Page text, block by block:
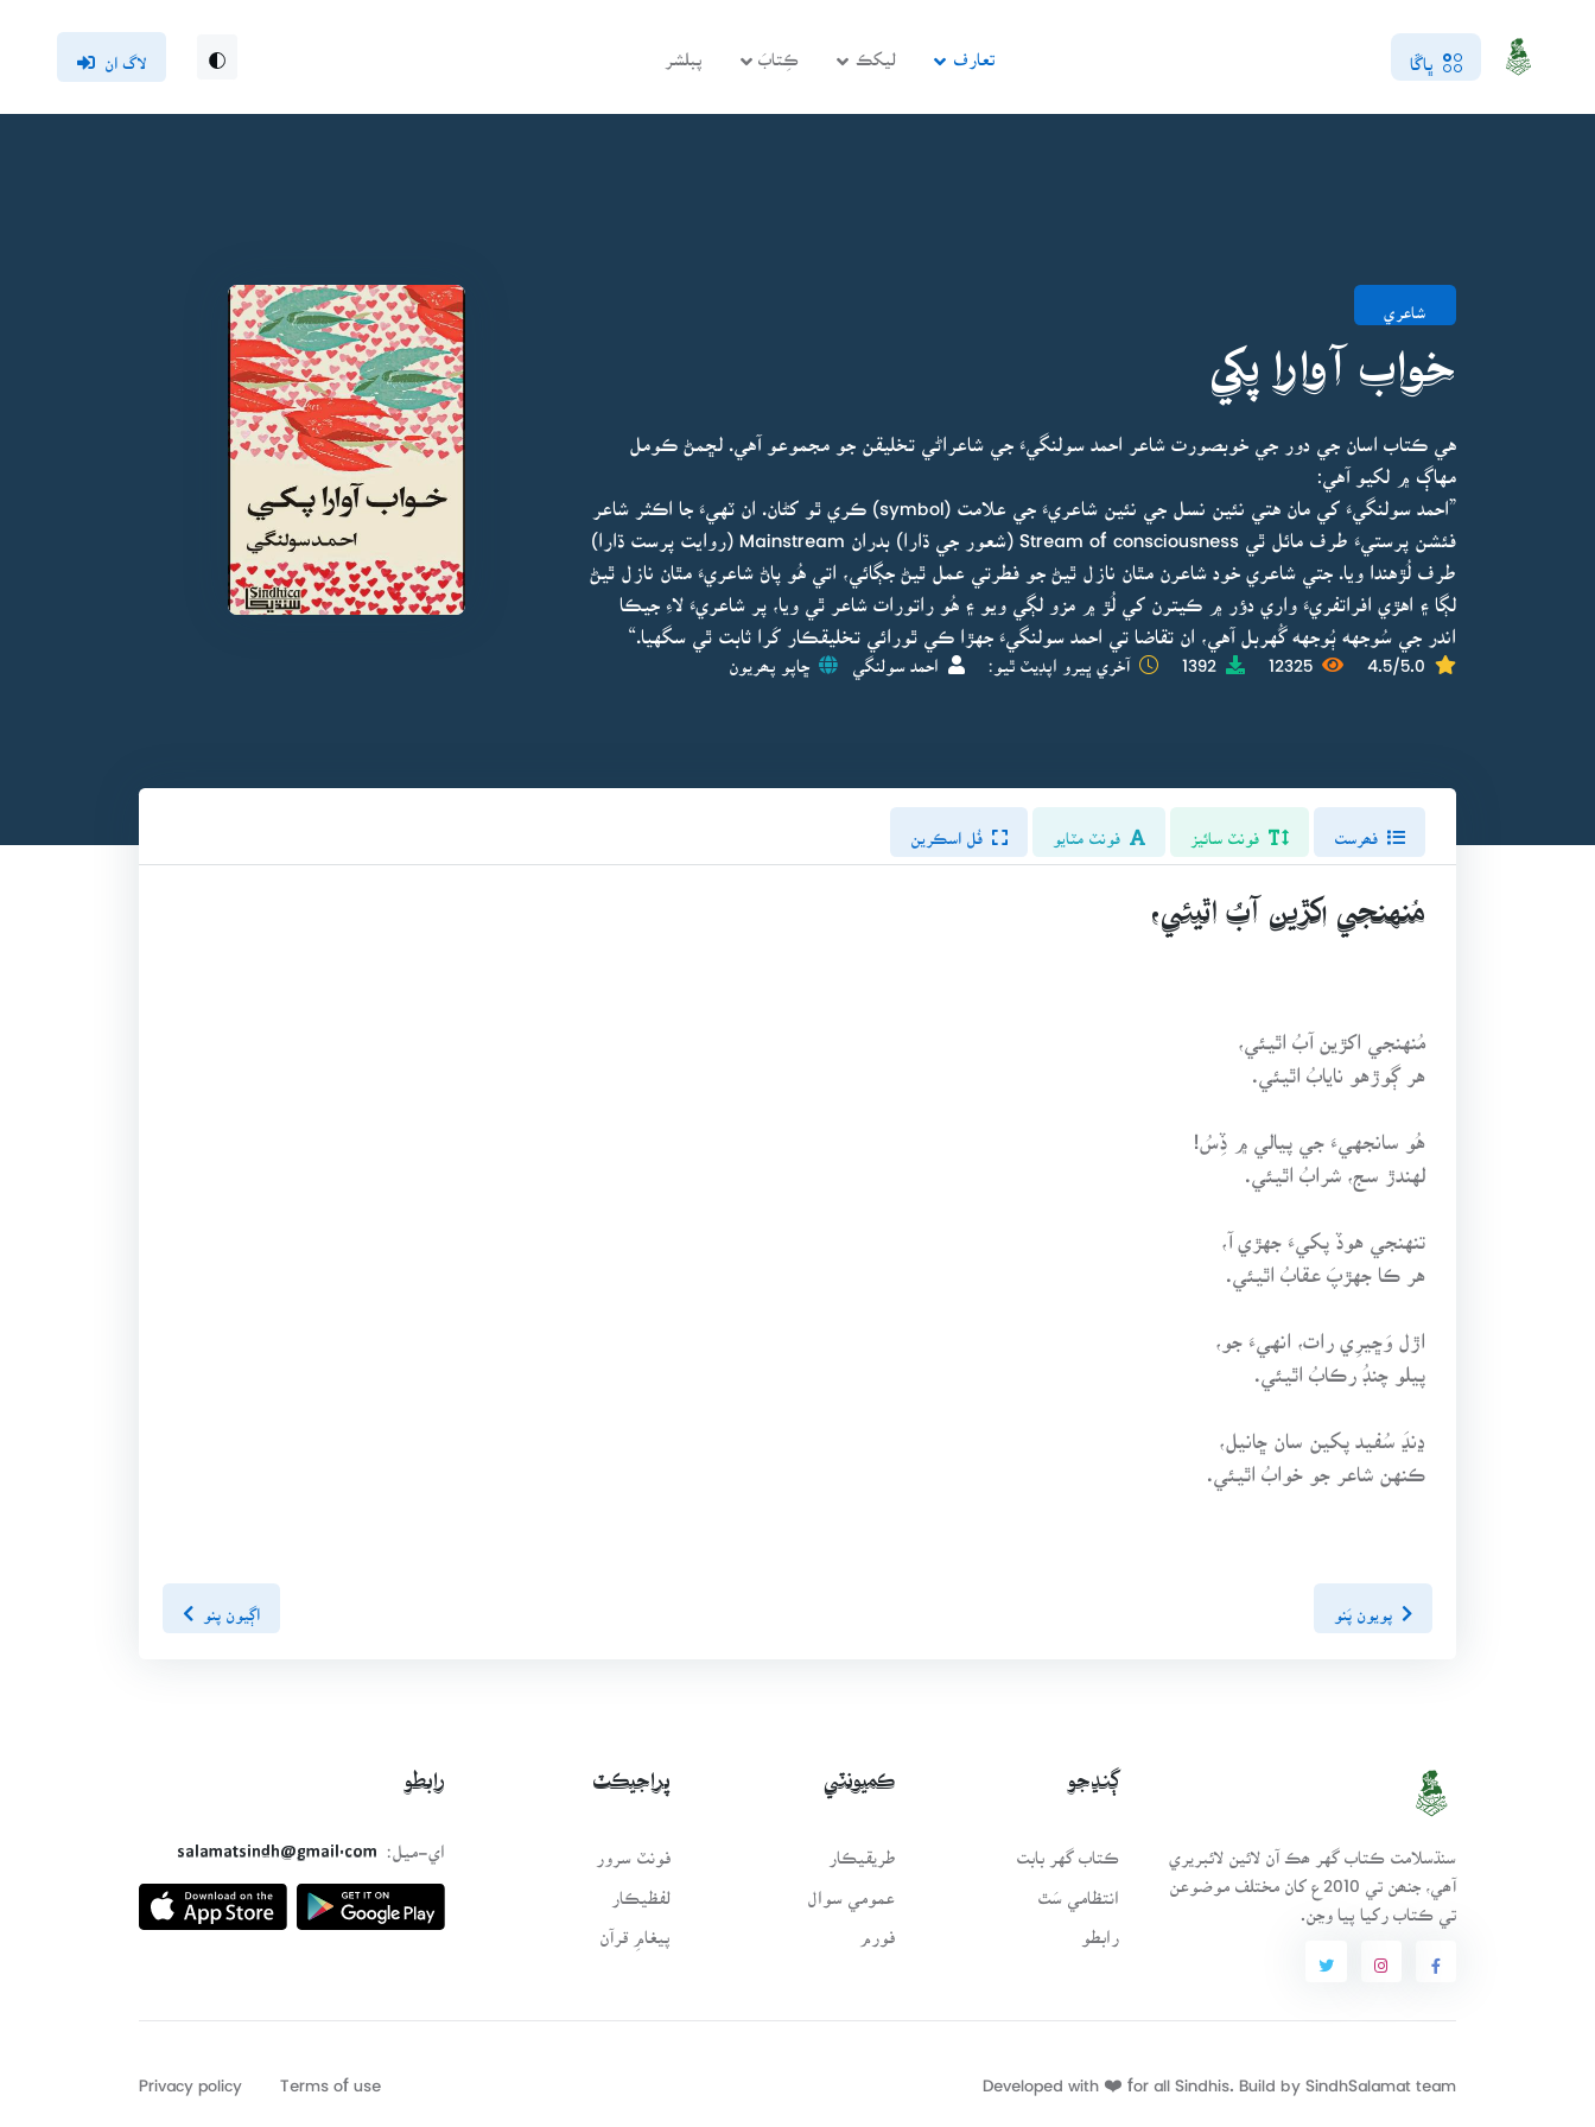
ڀاڱا تعارف ليکڪ ڪِتابَ پبلشر لاگ ان
شاعري
خواب آوارا پکي
هي ڪتاب اسان جي دور جي خوبصورت شاعر احمد سولنگيءَ جي شاعراڻي تخليقن جو مجموعو آهي. لڇمڻ ڪومل
مهاڳ ۾ لکيو آهي:
”احمد سولنگيءَ کي مان هتي نئين نسل جي نئين شاعريءَ جي علامت (symbol) ڪري ٿو کڻان. ان ٽهيءَ جا اڪثر شاعر
فئشن پرستيءَ طرف مائل ٿي Stream of consciousness (شعور جي ڌارا) بدران Mainstream (روايت پرست ڌارا)
طرف لُڙهندا ويا. جتي شاعري خود شاعرن مٿان نازل ٿيڻ جو فطرتي عمل ٿيڻ جڳائي، اتي هُو پاڻ شاعريءَ مٿان نازل ٿيڻ
لڳا ۽ اهڙي افراتفريءَ واري دؤر ۾ ڪيترن کي لُڙ ۾ مزو لڳي ويو ۽ هُو راتورات شاعر ٿي ويا، پر شاعريءَ لاءِ جيڪا
اندر جي سُوجهه ٻُوجهه گُهربل آهي، ان تقاضا تي احمد سولنگيءَ جهڙا ڪي ٿورائي تخليقڪار کَرا ثابت ٿي سگهيا.“
4.5/5.0
12325
1392 آخري ڀيرو اپڊيٽ ٿيو: احمد سولنگي ڇاپو پھريون
فونٽ سائيز فونٽ مٽايو فُل اسڪرين
مُنهنجي اکڙين آبُ اٿيئي،
مُنهنجي اکڙين آبُ اٿيئي،
هر ڳوڙهو نايابُ اٿيئي.
هُو سانجهيءَ جي پيالي ۾ ڏِسُ!
لهندڙ سج، شرابُ اٿيئي.
تنهنجي هوڏ پکيءَ جهڙي آ،
هر ڪا جهڙپَ عقابُ اٿيئي.
اڙل وَڇيرِي رات، انهيءَ جو،
پيلو چنڊُ رڪابُ اٿيئي.
ڍنڍَ سُفيد پکين سان ڇانيل،
ڪنهن شاعر جو خوابُ اٿيئي.
پويون پَنو اڳيون پنو
سنڌسلامت ڪتاب گهر ھڪ آن لائين لائبريري
آھي، جنھن تي 2010ع کان مختلف موضوعن
تي ڪتاب رکيا پيا وڃن.
ڳنڍجو
ڪتاب گهر بابت
انتظامي سَٿ
رابطو
ڪميونٽي
طريقيڪار
عمومي سوال
فورم
پراجيڪٽ
فونٽ سرور
لفظيڪار
پيغامِ قرآن
رابطو
اي-ميل:
salamatsindh@gmail.com
Developed with ❤️ for all Sindhis. Build by SindhSalamat
Terms of use
Privacy policy